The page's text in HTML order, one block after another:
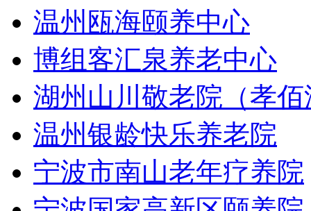
温州瓯海颐养中心
博组客汇泉养老中心
湖州山川敬老院（孝
温州银龄快乐养老院
宁波市南山老年疗养院